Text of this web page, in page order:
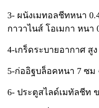
3- ผนังเมทอลชีทหนา
กาวาไนส์ โอเมกา หนา
4-เกร็ดระบายอากาศ สู
5-ก่ออิฐบล็อคหนา 7 ซ
6- ประตูสไลด์เมทัลชีท